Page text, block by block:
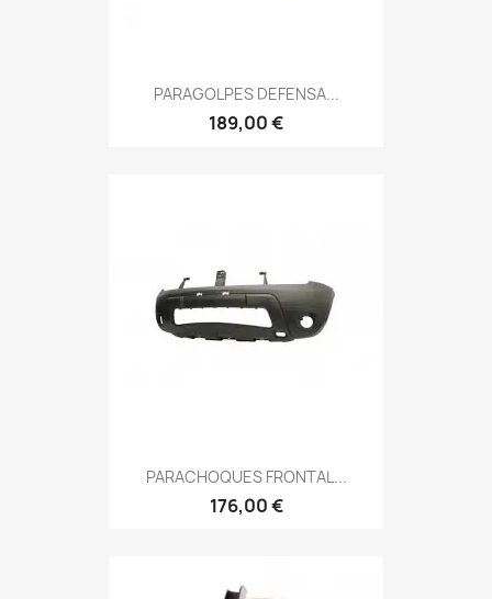
PARAGOLPES DEFENSA...
189,00 €
PARACHOQUES FRONTAL...
176,00 €